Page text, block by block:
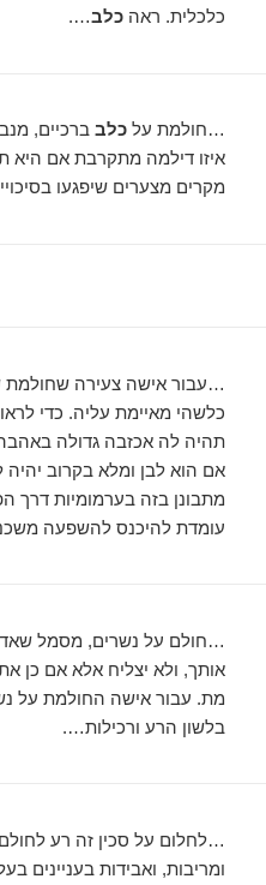
כלכלית. ראהכלב….
…חולמת עלכלב ברכיים,
איזו דילמה מתקרבת אם היא
מקרים מצערים שיפגעו
…עבור אישה צעירה שחולמת
כלשהי מאיימת עליה. כדי
תהיה לה אכזבה גדולה באהבה
אם הוא לבן ומלא בקרוב
מתבונן בזה בערמומיות דרך
עומדת להיכנס להשפעה
…חולם על נשרים, מסמל
אותך, ולא יצליח אלא אם כן
מת. עבור אישה החולמת על
בלשון הרע ורכילות….
…לחלום על סכין זה רע
ומריבות, ואבידות בעניינים